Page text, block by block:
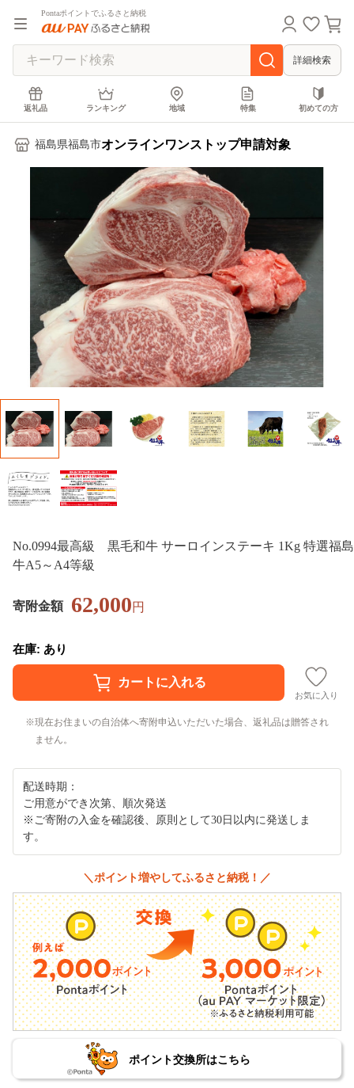
Pontaポイントでふるさと納税
詳細検索
返礼品 ランキング 地域 特集 初めての方
福島県福島市オンラインワンストップ申請対象
No.0994最高級 黒毛和牛 サーロインステーキ 1Kg 特選福島
牛A5～A4等級
寄附金額 62,000円
在庫: あり
お気に入り
現在お住まいの自治体へ寄附申込いただいた場合、返礼品は贈答され
ません。
配送時期：
ご用意ができ次第、順次発送
※ご寄附の入金を確認後、原則として30日以内に発送しま
す。
＼ポイント増やしてふるさと納税！／
ポイント交換所はこちら